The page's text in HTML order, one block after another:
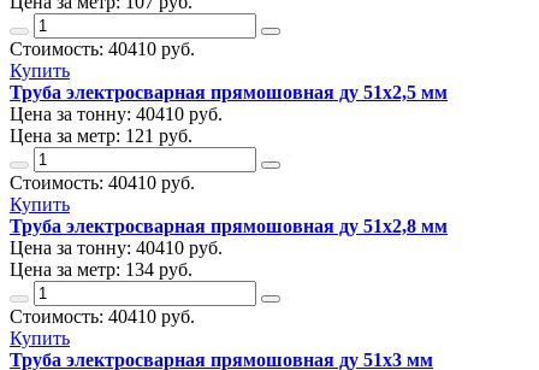
Стоимость: 40410 руб.
Купить
Труба электросварная прямошовная ду 51х2,5 мм
Цена за тонну: 40410 руб.
Цена за метр: 121 руб.
Стоимость: 40410 руб.
Купить
Труба электросварная прямошовная ду 51х2,8 мм
Цена за тонну: 40410 руб.
Цена за метр: 134 руб.
Стоимость: 40410 руб.
Купить
Труба электросварная прямошовная ду 51х3 мм